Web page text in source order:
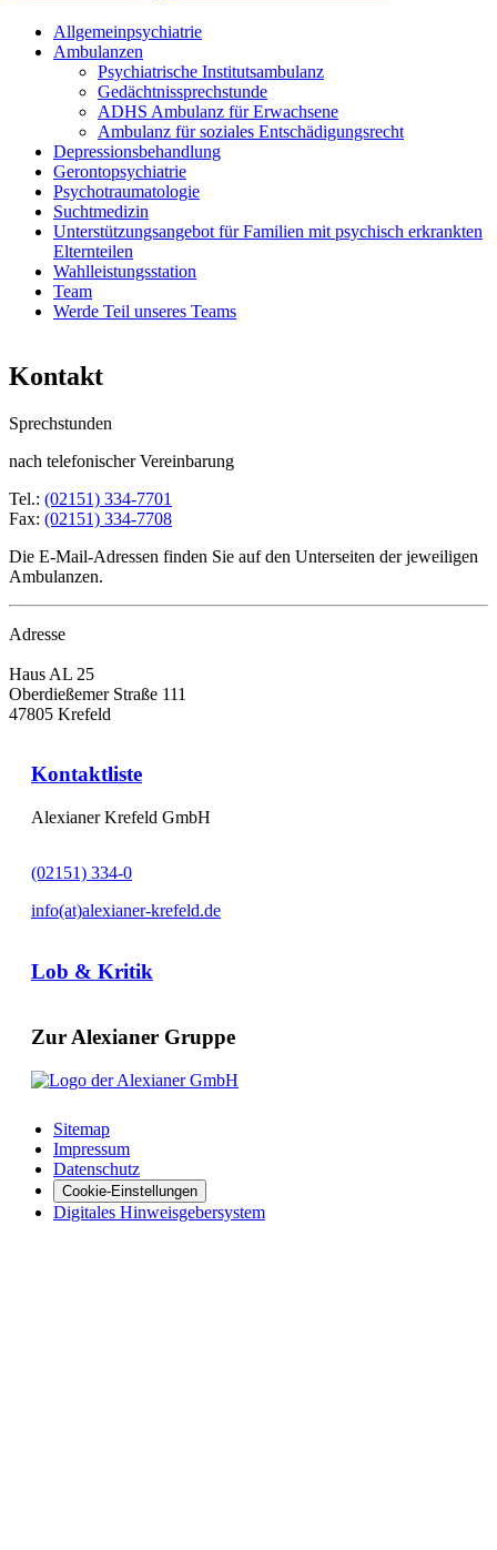
Allgemeinpsychiatrie
Ambulanzen
Psychiatrische Institutsambulanz
Gedächtnissprechstunde
ADHS Ambulanz für Erwachsene
Ambulanz für soziales Entschädigungsrecht
Depressionsbehandlung
Gerontopsychiatrie
Psychotraumatologie
Suchtmedizin
Unterstützungsangebot für Familien mit psychisch erkrankten
Elternteilen
Wahlleistungsstation
Team
Werde Teil unseres Teams
Kontakt
Sprechstunden
nach telefonischer Vereinbarung
Tel.: (02151) 334-7701
Fax: (02151) 334-7708
Die E-Mail-Adressen finden Sie auf den Unterseiten der jeweiligen
Ambulanzen.
Adresse
Haus AL 25
Oberdießemer Straße 111
47805 Krefeld
Kontaktliste
Alexianer Krefeld GmbH
(02151) 334-0
info(at)alexianer-krefeld.de
Lob & Kritik
Zur Alexianer Gruppe
Sitemap
Impressum
Datenschutz
Cookie-Einstellungen
Digitales Hinweisgebersystem